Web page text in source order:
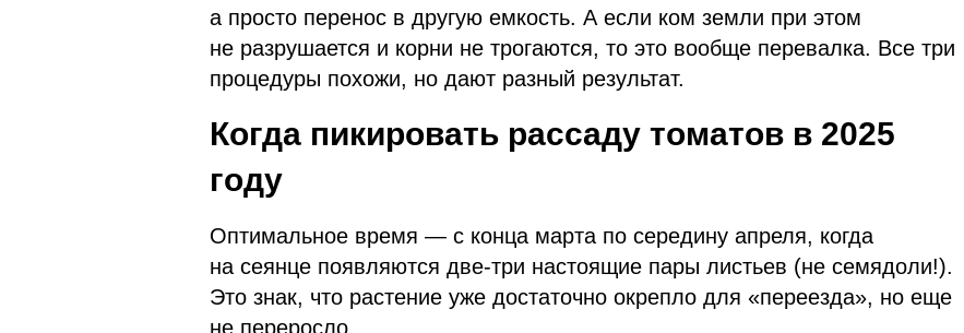
а просто перенос в другую емкость. А если ком земли при этом
не разрушается и корни не трогаются, то это вообще перевалка. Все три
процедуры похожи, но дают разный результат.
Когда пикировать рассаду томатов в 2025
году
Оптимальное время — с конца марта по середину апреля, когда
на сеянце появляются две-три настоящие пары листьев (не семядоли!).
Это знак, что растение уже достаточно окрепло для «переезда», но еще
не переросло.